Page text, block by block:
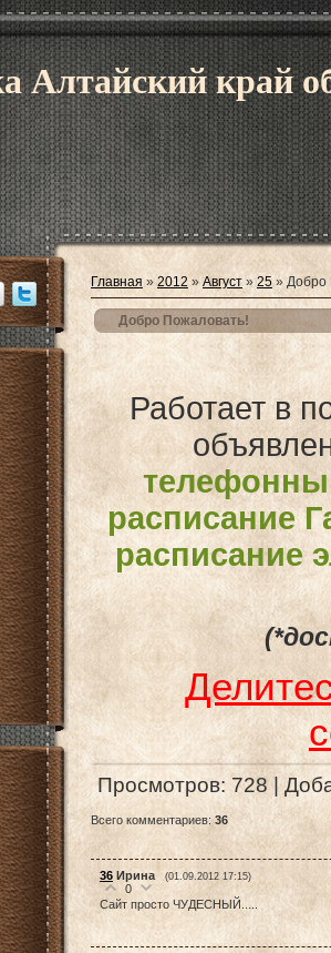
Алтайский край
Главная » 2012 » Август » 25» Добро
Добро Пожаловать!
Работает в
расписание
расписание
Просмотров: 728 |
Всего комментариев:36
36 Ирина (01.09.2012 17:15)
0
Сайт просто ЧУДЕСНЫЙ.....